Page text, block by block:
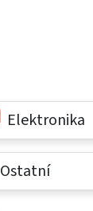
Elektronika
Ostatní